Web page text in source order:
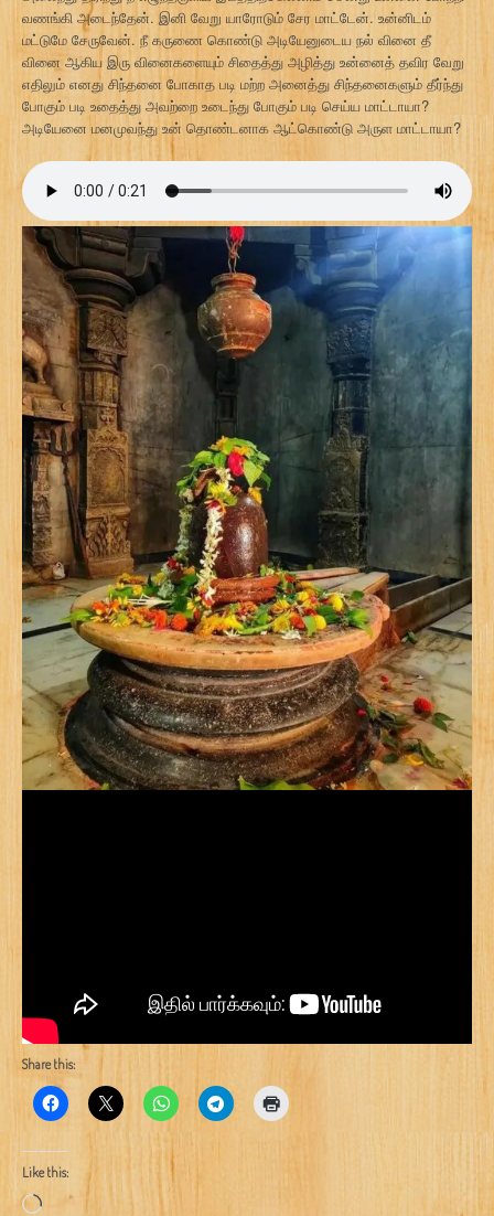
வணங்கி அடைந்தேன். இனி வேறு யாரோடும் சேர மாட்டேன். உன்னிடம்
மட்டுமே சேருவேன். நீ கருணை கொண்டு அடியேனுடைய நல் வினை தீ
வினை ஆகிய இரு வினைகளையும் சிதைத்து அழித்து உன்னைத் தவிர வேறு
எதிலும் எனது சிந்தனை போகாத படி மற்ற அனைத்து சிந்தனைகளும் தீர்ந்து
போகும் படி உதைத்து அவற்றை உடைந்து போகும் படி செய்ய மாட்டாயா?
அடியேனை மனமுவந்து உன் தொண்டனாக ஆட்கொண்டு அருள மாட்டாயா?
Share this:
Like this:
Loading…